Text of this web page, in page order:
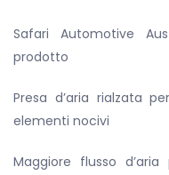
era:
Safari Automotive
prodotto
Presa d’aria rialzata
elementi nocivi
Maggiore flusso